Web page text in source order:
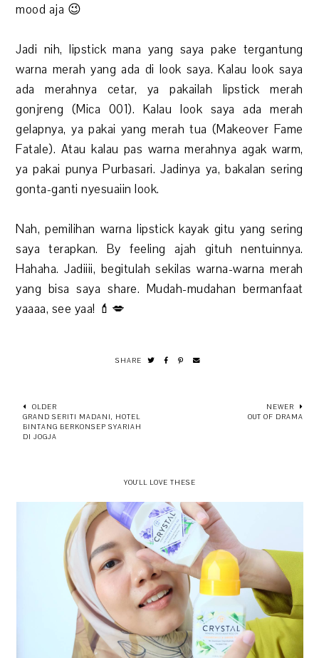
mood aja 😉
Jadi nih, lipstick mana yang saya pake tergantung
warna merah yang ada di look saya. Kalau look saya
ada merahnya cetar, ya pakailah lipstick merah
gonjreng (Mica 001). Kalau look saya ada merah
gelapnya, ya pakai yang merah tua (Makeover Fame
Fatale). Atau kalau pas warna merahnya agak warm,
ya pakai punya Purbasari. Jadinya ya, bakalan sering
gonta-ganti nyesuaiin look.
Nah, pemilihan warna lipstick kayak gitu yang sering
saya terapkan. By feeling ajah gituh nentuinnya.
Hahaha. Jadiiii, begitulah sekilas warna-warna merah
yang bisa saya share. Mudah-mudahan bermanfaat
yaaaa, see yaa! 💄💋
SHARE
OLDER
GRAND SERITI MADANI, HOTEL
BINTANG BERKONSEP SYARIAH
DI JOGJA
NEWER
OUT OF DRAMA
YOU'LL LOVE THESE